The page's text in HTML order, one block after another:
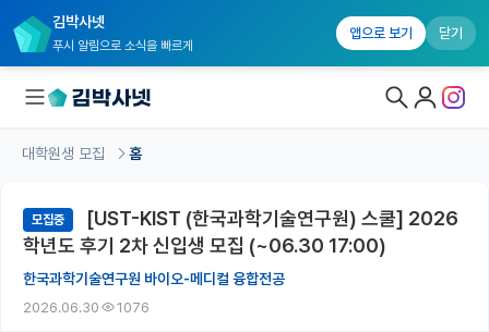
김박사넷
푸시 알림으로 소식을 빠르게
앱으로 보기 닫기
대학원생 모집 홈
기관별 모집 정보
연구실별 모집 정보
대학원생 모집 홈
모집중
[UST-KIST (한국과학기술연구원) 스쿨] 2026
학년도 후기 2차 신입생 모집 (~06.30 17:00)
한국과학기술연구원 바이오-메디컬 융합전공
2026.06.30 1076